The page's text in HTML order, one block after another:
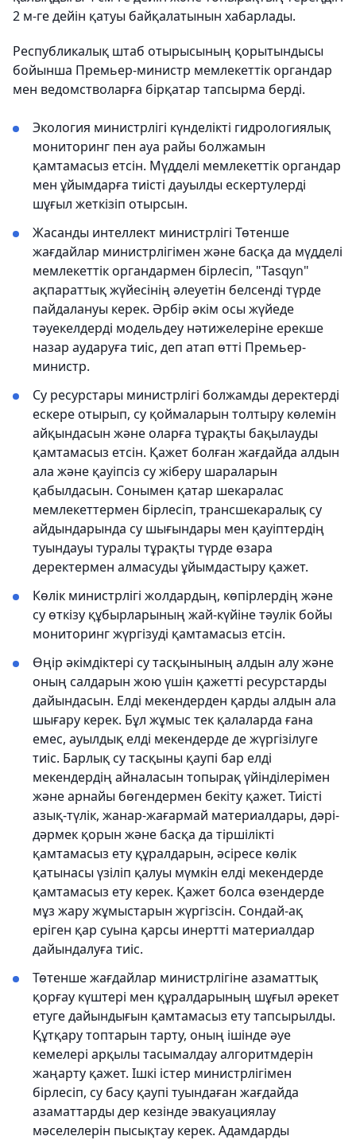
2 м-ге дейін қатуы байқалатынын хабарлады.
Республикалық штаб отырысының қорытындысы
бойынша Премьер-министр мемлекеттік органдар
мен ведомстволарға бірқатар тапсырма берді.
Экология министрлігі күнделікті гидрологиялық
мониторинг пен ауа райы болжамын
қамтамасыз етсін. Мүдделі мемлекеттік органдар
мен ұйымдарға тиісті дауылды ескертулерді
шұғыл жеткізіп отырсын.
Жасанды интеллект министрлігі Төтенше
жағдайлар министрлігімен және басқа да мүдделі
мемлекеттік органдармен бірлесіп, "Tasqyn"
ақпараттық жүйесінің әлеуетін белсенді түрде
пайдалануы керек. Әрбір әкім осы жүйеде
тәуекелдерді модельдеу нәтижелеріне ерекше
назар аударуға тиіс, деп атап өтті Премьер-
министр.
Су ресурстары министрлігі болжамды деректерді
ескере отырып, су қоймаларын толтыру көлемін
айқындасын және оларға тұрақты бақылауды
қамтамасыз етсін. Қажет болған жағдайда алдын
ала және қауіпсіз су жіберу шараларын
қабылдасын. Сонымен қатар шекаралас
мемлекеттермен бірлесіп, трансшекаралық су
айдындарында су шығындары мен қауіптердің
туындауы туралы тұрақты түрде өзара
деректермен алмасуды ұйымдастыру қажет.
Көлік министрлігі жолдардың, көпірлердің және
су өткізу құбырларының жай-күйіне тәулік бойы
мониторинг жүргізуді қамтамасыз етсін.
Өңір әкімдіктері су тасқынының алдын алу және
оның салдарын жою үшін қажетті ресурстарды
дайындасын. Елді мекендерден қарды алдын ала
шығару керек. Бұл жұмыс тек қалаларда ғана
емес, ауылдық елді мекендерде де жүргізілуге
тиіс. Барлық су тасқыны қаупі бар елді
мекендердің айналасын топырақ үйінділерімен
және арнайы бөгендермен бекіту қажет. Тиісті
азық-түлік, жанар-жағармай материалдары, дәрі-
дәрмек қорын және басқа да тіршілікті
қамтамасыз ету құралдарын, әсіресе көлік
қатынасы үзіліп қалуы мүмкін елді мекендерде
қамтамасыз ету керек. Қажет болса өзендерде
мұз жару жұмыстарын жүргізсін. Сондай-ақ
еріген қар суына қарсы инертті материалдар
дайындалуға тиіс.
Төтенше жағдайлар министрлігіне азаматтық
қорғау күштері мен құралдарының шұғыл әрекет
етуге дайындығын қамтамасыз ету тапсырылды.
Құтқару топтарын тарту, оның ішінде әуе
кемелері арқылы тасымалдау алгоритмдерін
жаңарту қажет. Ішкі істер министрлігімен
бірлесіп, су басу қаупі туындаған жағдайда
азаматтарды дер кезінде эвакуациялау
мәселелерін пысықтау керек. Адамдарды